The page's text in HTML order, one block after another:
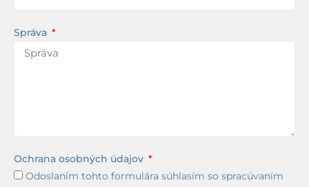
Správa
Ochrana osobných údajov
Odoslaním tohto formulára súhlasím so spracúvaním